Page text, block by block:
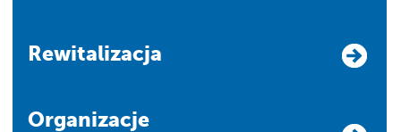
Rewitalizacja
Organizacje